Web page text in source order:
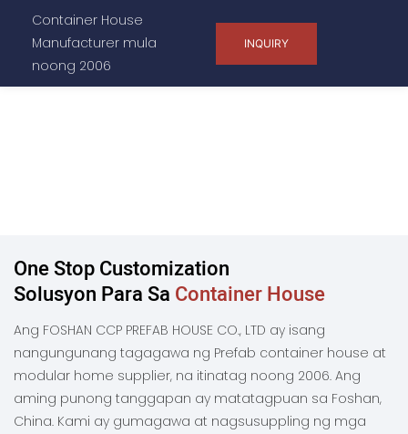
Container House
Manufacturer mula
noong 2006
INQUIRY
One Stop Customization
Solusyon Para Sa Container House
Ang FOSHAN CCP PREFAB HOUSE CO., LTD ay isang
nangungunang tagagawa ng Prefab container house at
modular home supplier, na itinatag noong 2006. Ang
aming punong tanggapan ay matatagpuan sa Foshan,
China. Kami ay gumagawa at nagsusuppling ng mga